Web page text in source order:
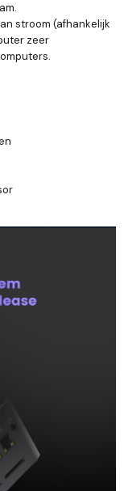
stroom (afhankelijk
zeer